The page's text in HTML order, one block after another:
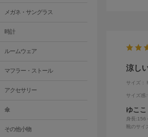
涼し
サイズ：
サイズ感:
ゆここ
身長:156
靴のサイ
メガネ・サングラス
時計
ルームウェア
マフラー・ストール
アクセサリー
傘
その他小物